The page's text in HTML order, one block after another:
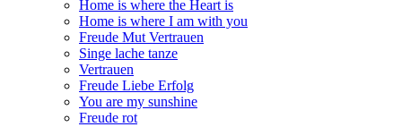
Home is where the Heart is
Home is where I am with you
Freude Mut Vertrauen
Singe lache tanze
Vertrauen
Freude Liebe Erfolg
You are my sunshine
Freude rot